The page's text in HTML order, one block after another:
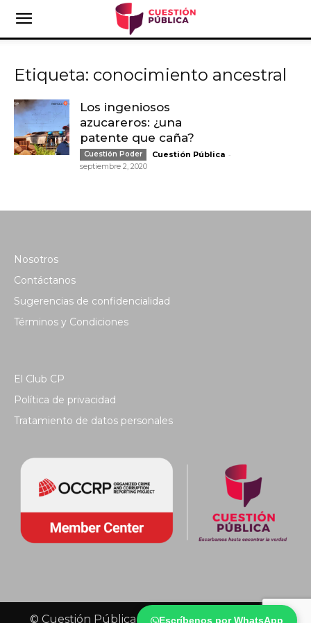
Escríbenos por WhatsApp
Etiqueta: conocimiento ancestral
Los ingeniosos
azucareros: ¿una
patente que caña?
Cuestión Poder Cuestión Pública -
septiembre 2, 2020
Nosotros
Contáctanos
Sugerencias de confidencialidad
Términos y Condiciones
El Club CP
Política de privacidad
Tratamiento de datos personales
© Cuestión Pública 2018 - Todos los derechos